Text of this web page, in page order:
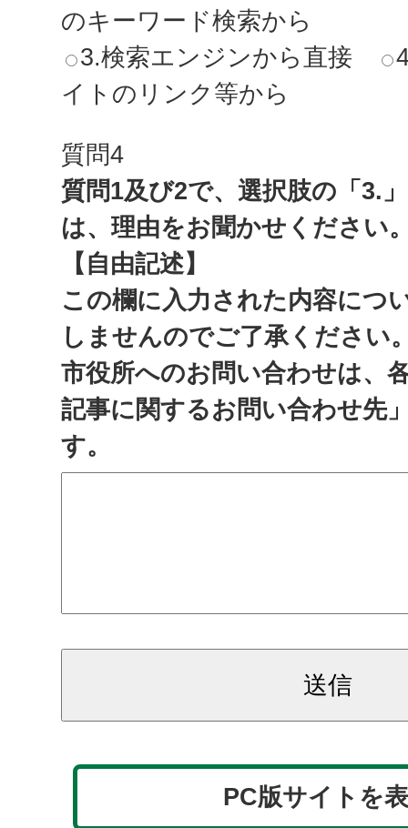
のキーワード検索から
3.検索エンジンから直接
イトのリンク等から
質問4
質問1及び2で、選択肢の「3.
は、理由をお聞かせください
【自由記述】
この欄に入力された内容につ
しませんのでご了承ください
市役所へのお問い合わせは、
記事に関するお問い合わせ先
す。
PC版サイトを